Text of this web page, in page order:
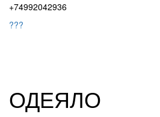
+74992042936
???
ОДЕЯЛО